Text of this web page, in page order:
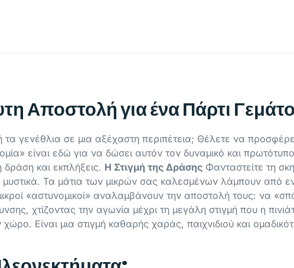
Αποστολή για ένα Πάρτι
γενέθλια σε μια αξέχαστη περιπέτεια; Θέλετε να
είναι εδώ για να δώσει αυτόν τον δυναμικό και
δράση και εκπλήξεις. Η Στιγμή της Δράσης Φανταστείτε τη
Τα μάτια των μικρών σας καλεσμένων λάμπουν από
«αστυνομικοί» αναλαμβάνουν την αποστολή τους: να
χτίζοντας την αγωνία μέχρι τη μεγάλη στιγμή που η
Είναι μια στιγμή καθαρής χαράς, παιχνιδιού και